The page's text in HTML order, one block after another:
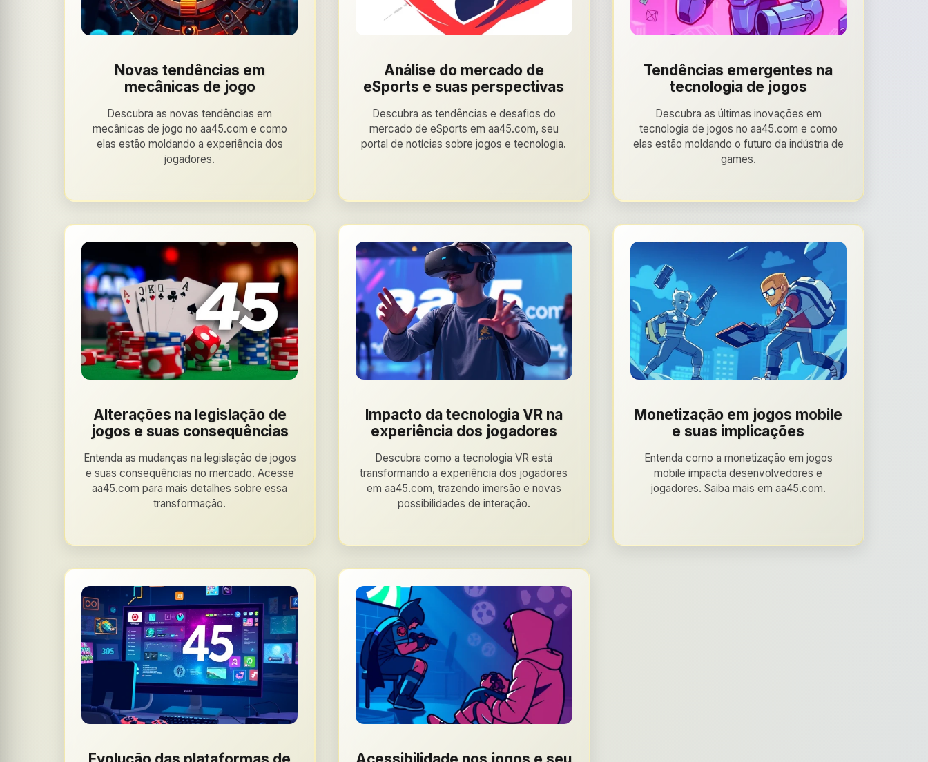
Novas tendências em
mecânicas de jogo
Descubra as novas tendências em
mecânicas de jogo no aa45.com e como
elas estão moldando a experiência dos
jogadores.
Análise do mercado de
eSports e suas perspectivas
Descubra as tendências e desafios do
mercado de eSports em aa45.com, seu
portal de notícias sobre jogos e tecnologia.
Tendências emergentes na
tecnologia de jogos
Descubra as últimas inovações em
tecnologia de jogos no aa45.com e como
elas estão moldando o futuro da indústria de
games.
Alterações na legislação de
jogos e suas consequências
Entenda as mudanças na legislação de jogos
e suas consequências no mercado. Acesse
aa45.com para mais detalhes sobre essa
transformação.
Impacto da tecnologia VR na
experiência dos jogadores
Descubra como a tecnologia VR está
transformando a experiência dos jogadores
em aa45.com, trazendo imersão e novas
possibilidades de interação.
Monetização em jogos mobile
e suas implicações
Entenda como a monetização em jogos
mobile impacta desenvolvedores e
jogadores. Saiba mais em aa45.com.